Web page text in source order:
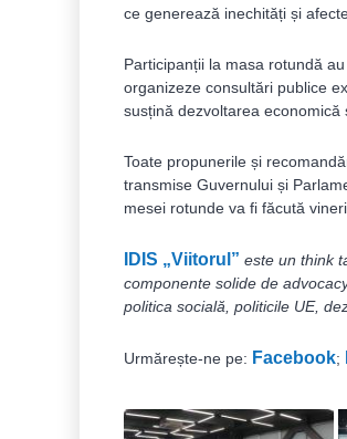
ce generează inechități și
Participanții la masa rotundă
organizeze consultări publice
susțină dezvoltarea economică
Toate propunerile și
transmise Guvernului și
mesei rotunde va fi făcută
IDIS „Viitorul” este un think
componente solide de
politica socială, politicile UE,
Urmărește-ne pe: Facebook;